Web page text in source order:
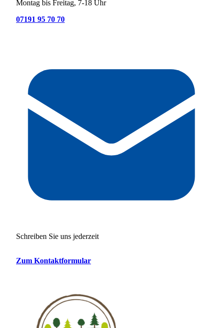
Montag bis Freitag, 7-18 Uhr
07191 95 70 70
Schreiben Sie uns jederzeit
Zum Kontaktformular